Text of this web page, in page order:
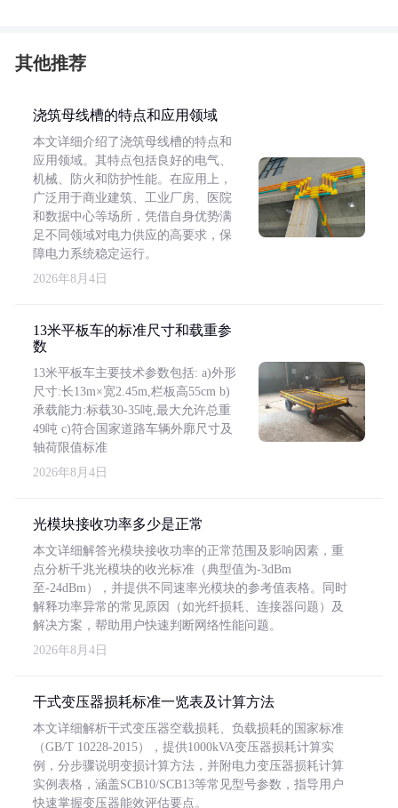
其他推荐
浇筑母线槽的特点和应用领域
本文详细介绍了浇筑母线槽的特点和
应用领域。其特点包括良好的电气、
机械、防火和防护性能。在应用上，
广泛用于商业建筑、工业厂房、医院
和数据中心等场所，凭借自身优势满
足不同领域对电力供应的高要求，保
障电力系统稳定运行。
2026年8月4日
13米平板车的标准尺寸和载重参
数
13米平板车主要技术参数包括: a)外形
尺寸:长13m×宽2.45m,栏板高55cm b)
承载能力:标载30-35吨,最大允许总重
49吨 c)符合国家道路车辆外廓尺寸及
轴荷限值标准
2026年8月4日
光模块接收功率多少是正常
本文详细解答光模块接收功率的正常范围及影响因素，重
点分析千兆光模块的收光标准（典型值为-3dBm
至-24dBm），并提供不同速率光模块的参考值表格。同时
解释功率异常的常见原因（如光纤损耗、连接器问题）及
解决方案，帮助用户快速判断网络性能问题。
2026年8月4日
干式变压器损耗标准一览表及计算方法
本文详细解析干式变压器空载损耗、负载损耗的国家标准
（GB/T 10228-2015），提供1000kVA变压器损耗计算实
例，分步骤说明变损计算方法，并附电力变压器损耗计算
实例表格，涵盖SCB10/SCB13等常见型号参数，指导用户
快速掌握变压器能效评估要点。